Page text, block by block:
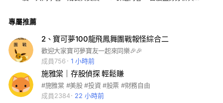
規範 理性討論，尊重每位成員的觀點。 禁止人身攻擊、謾罵及
勿散播不實消息或未經證實之資訊。 禁止廣告、詐騙、拉人頭
及任何商業推廣行為。 投資有風險，盈虧請自行負責。
專屬推薦
2、寶可夢100龍飛鳳舞團戰報怪綜合二
歡迎大家寶可夢寶友一起來同樂🎉🎉
成員756
1 小時前
施雅棠｜存股偵探 輕鬆賺
#施雅棠 #美股 #投資 #股票 #財務自由
成員2384
22 小時前